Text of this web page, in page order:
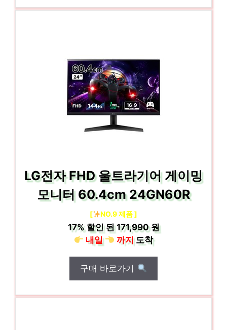
LG전자 FHD 울트라기어 게이밍
모니터 60.4cm 24GN60R
[ NO.9 제품 ]
17%할인 된171,990 원
내일
까지도착
구매 바로가기